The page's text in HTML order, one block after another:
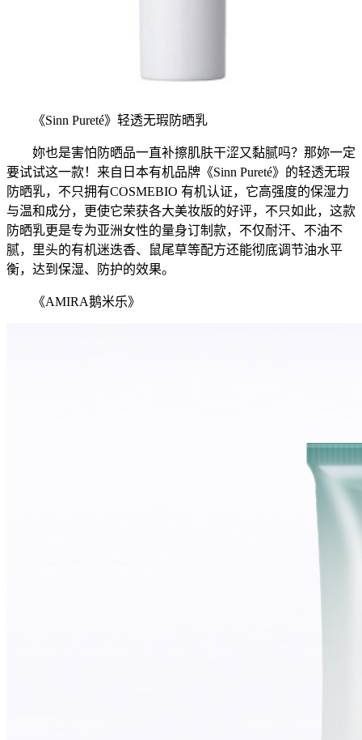
《Sinn Pureté》轻透无瑕防晒乳
妳也是害怕防晒品一直补擦肌肤干涩又黏腻吗？那妳一定
要试试这一款！来自日本有机品牌《Sinn Pureté》的轻透无瑕
防晒乳，不只拥有COSMEBIO 有机认证，它高强度的保湿力
与温和成分，更使它荣获各大美妆版的好评，不只如此，这款
防晒乳更是专为亚洲女性的量身订制款，不仅耐汗、不油不
腻，里头的有机迷迭香、鼠尾草等配方还能彻底调节油水平
衡，达到保湿、防护的效果。
《AMIRA鹅米乐》